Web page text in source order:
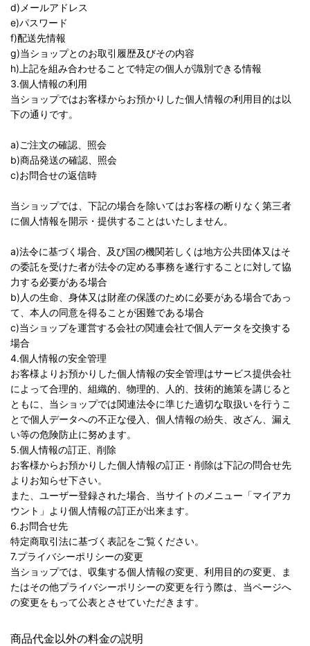
d)メールアドレス
e)パスワード
f)配送先情報
g)当ショップとのお取引履歴及びその内容
h)上記を組み合わせることで特定の個人が識別できる情報
3.個人情報の利用
当ショップではお客様からお預かりした個人情報の利用目的は以
下の通りです。
a)ご注文の確認、照会
b)商品発送の確認、照会
c)お問合せの返信時
当ショップでは、下記の場合を除いてはお客様の断りなく第三者
に個人情報を開示・提供することはいたしません。
a)法令に基づく場合、及び国の機関若しくは地方公共団体又はそ
の委託を受けた者が法令の定める事務を遂行することに対して協
力する必要がある場合
b)人の生命、身体又は財産の保護のために必要がある場合であっ
て、本人の同意を得ることが困難である場合
c)当ショップを運営する会社の関連会社で個人データを交換する
場合
4.個人情報の安全管理
お客様よりお預かりした個人情報の安全管理はサービス提供会社
によって合理的、組織的、物理的、人的、技術的施策を講じると
ともに、当ショップでは関連法令に準じた適切な取扱いを行うこ
とで個人データへの不正な侵入、個人情報の紛失、改ざん、漏え
い等の危険防止に努めます。
5.個人情報の訂正、削除
お客様からお預かりした個人情報の訂正・削除は下記の問合せ先
よりお知らせ下さい。
また、ユーザー登録された場合、当サイトのメニュー「マイアカ
ウント」より個人情報の訂正が出来ます。
6.お問合せ先
特定商取引法に基づく表記をご覧ください。
7.プライバシーポリシーの変更
当ショップでは、収集する個人情報の変更、利用目的の変更、ま
たはその他プライバシーポリシーの変更を行う際は、当ページへ
の変更をもって公表とさせていただきます。
商品代金以外の料金の説明